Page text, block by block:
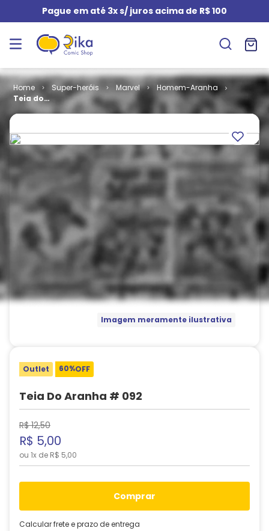
Pague em até 3x s/ juros acima de R$ 100
Super-heróis Marvel
Homem-Aranha
Teia do
Aranha # 092
Imagem meramente ilustrativa
Outlet 60%OFF
Teia Do Aranha # 092
R$ 12,50
R$ 5,00
ou 1x de R$ 5,00
comprar
Calcular frete e prazo de entrega